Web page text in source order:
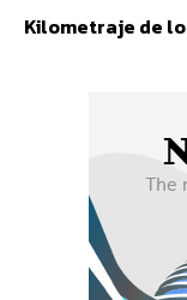
Kilometraje de